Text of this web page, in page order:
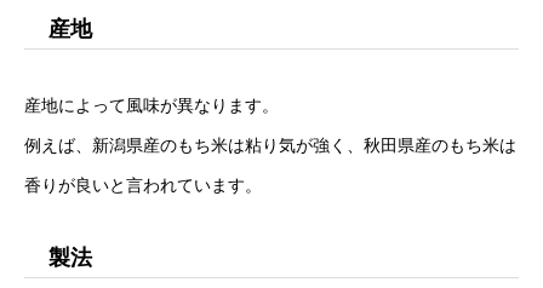
産地
産地によって風味が異なります。
例えば、新潟県産のもち米は粘り気が強く、秋田県産のもち米は
香りが良いと言われています。
製法